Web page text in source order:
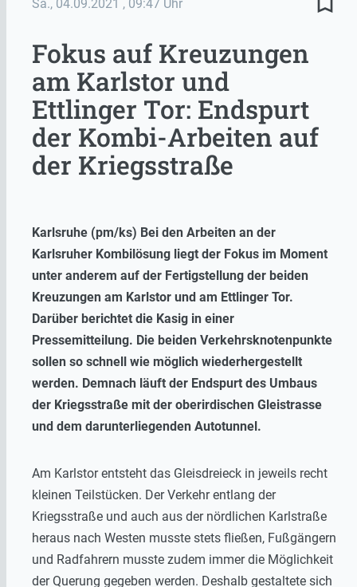
Sa., 04.09.2021 , 09:47 Uhr
Fokus auf Kreuzungen
am Karlstor und
Ettlinger Tor: Endspurt
der Kombi-Arbeiten auf
der Kriegsstraße
Karlsruhe (pm/ks) Bei den Arbeiten an der
Karlsruher Kombilösung liegt der Fokus im Moment
unter anderem auf der Fertigstellung der beiden
Kreuzungen am Karlstor und am Ettlinger Tor.
Darüber berichtet die Kasig in einer
Pressemitteilung. Die beiden Verkehrsknotenpunkte
sollen so schnell wie möglich wiederhergestellt
werden. Demnach läuft der Endspurt des Umbaus
der Kriegsstraße mit der oberirdischen Gleistrasse
und dem darunterliegenden Autotunnel.
Am Karlstor entsteht das Gleisdreieck in jeweils recht
kleinen Teilstücken. Der Verkehr entlang der
Kriegsstraße und auch aus der nördlichen Karlstraße
heraus nach Westen musste stets fließen, Fußgängern
und Radfahrern musste zudem immer die Möglichkeit
der Querung gegeben werden. Deshalb gestaltete sich